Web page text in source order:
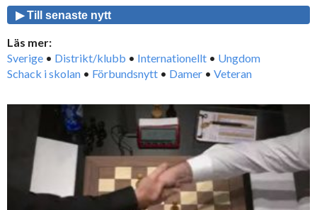
▶ Till senaste nytt
Läs mer:
Sverige • Distrikt/klubb • Internationellt • Ungdom
Schack i skolan • Förbundsnytt • Damer • Veteran